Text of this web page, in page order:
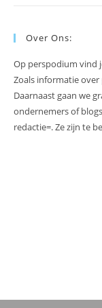
Over Ons:
Op perspodium vind
Zoals informatie over
Daarnaast gaan we
ondernemers of
redactie=. Ze zijn te